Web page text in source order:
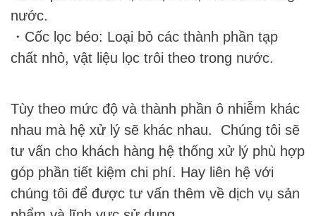
nước.
・Cốc lọc béo: Loại bỏ các thành phần tạp
chất nhỏ, vật liệu lọc trôi theo trong nước.
Tùy theo mức độ và thành phần ô nhiễm khác
nhau mà hệ xử lý sẽ khác nhau. Chúng tôi sẽ
tư vấn cho khách hàng hệ thống xử lý phù hợp
góp phần tiết kiệm chi phí. Hay liên hệ với
chúng tôi để được tư vấn thêm về dịch vụ sản